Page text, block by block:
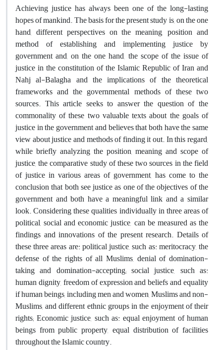
Achieving justice has always been one of the long-lasting
hopes of mankind. The basis for the present study is, on the one
hand, different perspectives on the meaning, position and
method of establishing and implementing justice by
government and, on the one hand, the scope of the issue of
justice in the constitution of the Islamic Republic of Iran and
Nahj al-Balagha and the implications of the theoretical
frameworks and the governmental methods of these two
sources. This article seeks to answer the question of the
commonality of these two valuable texts about the goals of
justice in the government and believes that both have the same
view about justice and methods of finding it out. In this regard,
while briefly analyzing the position, meaning and scope of
justice, the comparative study of these two sources in the field
of justice in various areas of government, has come to the
conclusion that both see justice as one of the objectives of the
government and both have a meaningful link and a similar
look. Considering these qualities individually in three areas of
political, social and economic justice, can be measured as the
findings and innovations of the present research. Details of
these three areas are: political justice, such as: meritocracy, the
defense of the rights of all Muslims, denial of domination-
taking and domination-accepting; social justice, such as:
human dignity, freedom of expression and beliefs and equality
if human beings, including men and women, Muslims and non-
Muslims, and different ethnic groups in the enjoyment of their
rights; Economic justice, such as: equal enjoyment of human
beings from public property, equal distribution of facilities
throughout the Islamic country.